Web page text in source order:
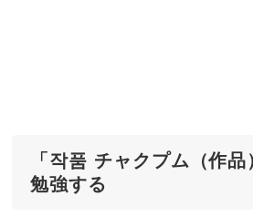
「작품 チャクプム（作
勉強する